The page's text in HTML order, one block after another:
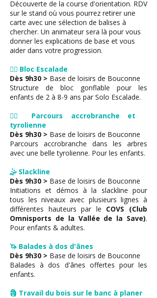
Découverte de la course d'orientation. RDV
sur le stand où vous pourrez retirer une
carte avec une sélection de balises à
chercher. Un animateur sera là pour vous
donner les explications de base et vous
aider dans votre progression.
🧗‍♀ Bloc Escalade
Dès 9h30 > Base de loisirs de Bouconne
Structure de bloc gonflable pour les
enfants de 2 à 8-9 ans par Solo Escalade.
🧗‍♂ Parcours accrobranche et
tyrolienne
Dès 9h30 > Base de loisirs de Bouconne
Parcours accrobranche dans les arbres
avec une belle tyrolienne. Pour les enfants.
🤹 Slackline
Dès 9h30 > Base de loisirs de Bouconne
Initiations et démos à la slackline pour
tous les niveaux avec plusieurs lignes à
différentes hauteurs par le COVS (Club
Omnisports de la Vallée de la Save).
Pour enfants & adultes.
🦄 Balades à dos d'ânes
Dès 9h30 > Base de loisirs de Bouconne
Balades à dos d'ânes offertes pour les
enfants.
🗿 Travail du bois sur le banc à planer